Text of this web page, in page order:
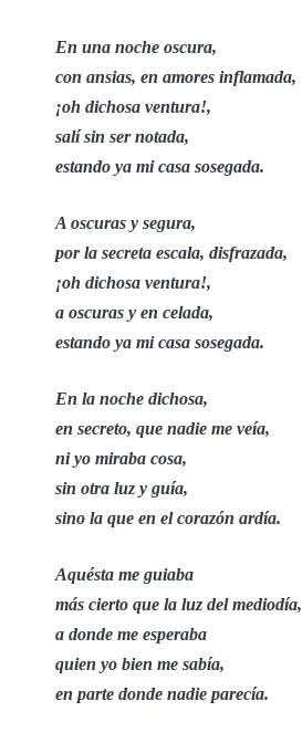
En una noche oscura,
con ansias, en amores inflamada,
¡oh dichosa ventura!,
salí sin ser notada,
estando ya mi casa sosegada.
A oscuras y segura,
por la secreta escala, disfrazada,
¡oh dichosa ventura!,
a oscuras y en celada,
estando ya mi casa sosegada.
En la noche dichosa,
en secreto, que nadie me veía,
ni yo miraba cosa,
sin otra luz y guía,
sino la que en el corazón ardía.
Aquésta me guiaba
más cierto que la luz del mediodía,
a donde me esperaba
quien yo bien me sabía,
en parte donde nadie parecía.